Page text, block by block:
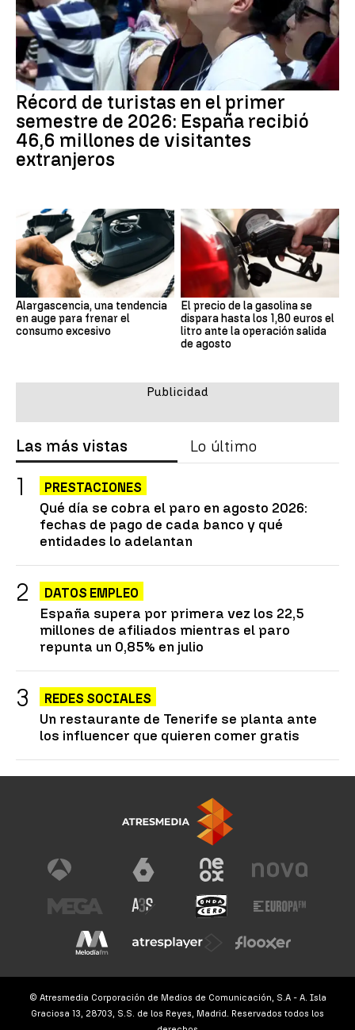
Récord de turistas en el primer
semestre de 2026: España recibió
46,6 millones de visitantes
extranjeros
Alargascencia, una tendencia
en auge para frenar el
consumo excesivo
El precio de la gasolina se
dispara hasta los 1,80 euros el
litro ante la operación salida
de agosto
Las más vistas Lo último
PRESTACIONES
Qué día se cobra el paro en agosto 2026:
fechas de pago de cada banco y qué
entidades lo adelantan
DATOS EMPLEO
España supera por primera vez los 22,5
millones de afiliados mientras el paro
repunta un 0,85% en julio
REDES SOCIALES
Un restaurante de Tenerife se planta ante
los influencer que quieren comer gratis
© Atresmedia Corporación de Medios de Comunicación, S.A - A. Isla
Graciosa 13, 28703, S.S. de los Reyes, Madrid. Reservados todos los